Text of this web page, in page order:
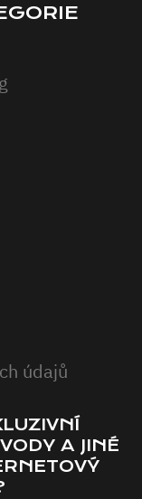
údajů
A JINÉ